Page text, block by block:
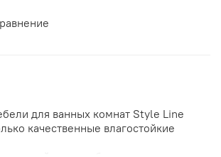
для ванных комнат Style Line
качественные влагостойкие